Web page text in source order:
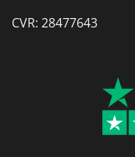
CVR: 28477643